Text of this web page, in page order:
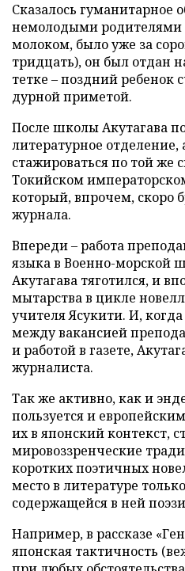
Сказалось гуманитарное
немолодыми родителями
молоком, было уже за
тридцать), он был отдан
тетке – поздний ребенок
дурной приметой.
После школы Акутагава
литературное
стажироваться по той же
Токийском
который, впрочем, скоро
журнала.
Впереди – работа
языка в Военно-морской
Акутагава тяготился, и
мытарства в цикле
учителя Ясукити. И,
между вакансией
и работой в газете,
журналиста.
Так же активно, как и
пользуется и
их в японский контекст,
мировоззренческие
коротких поэтичных
место в литературе
содержащейся в ней
Например, в рассказе
японская тактичность